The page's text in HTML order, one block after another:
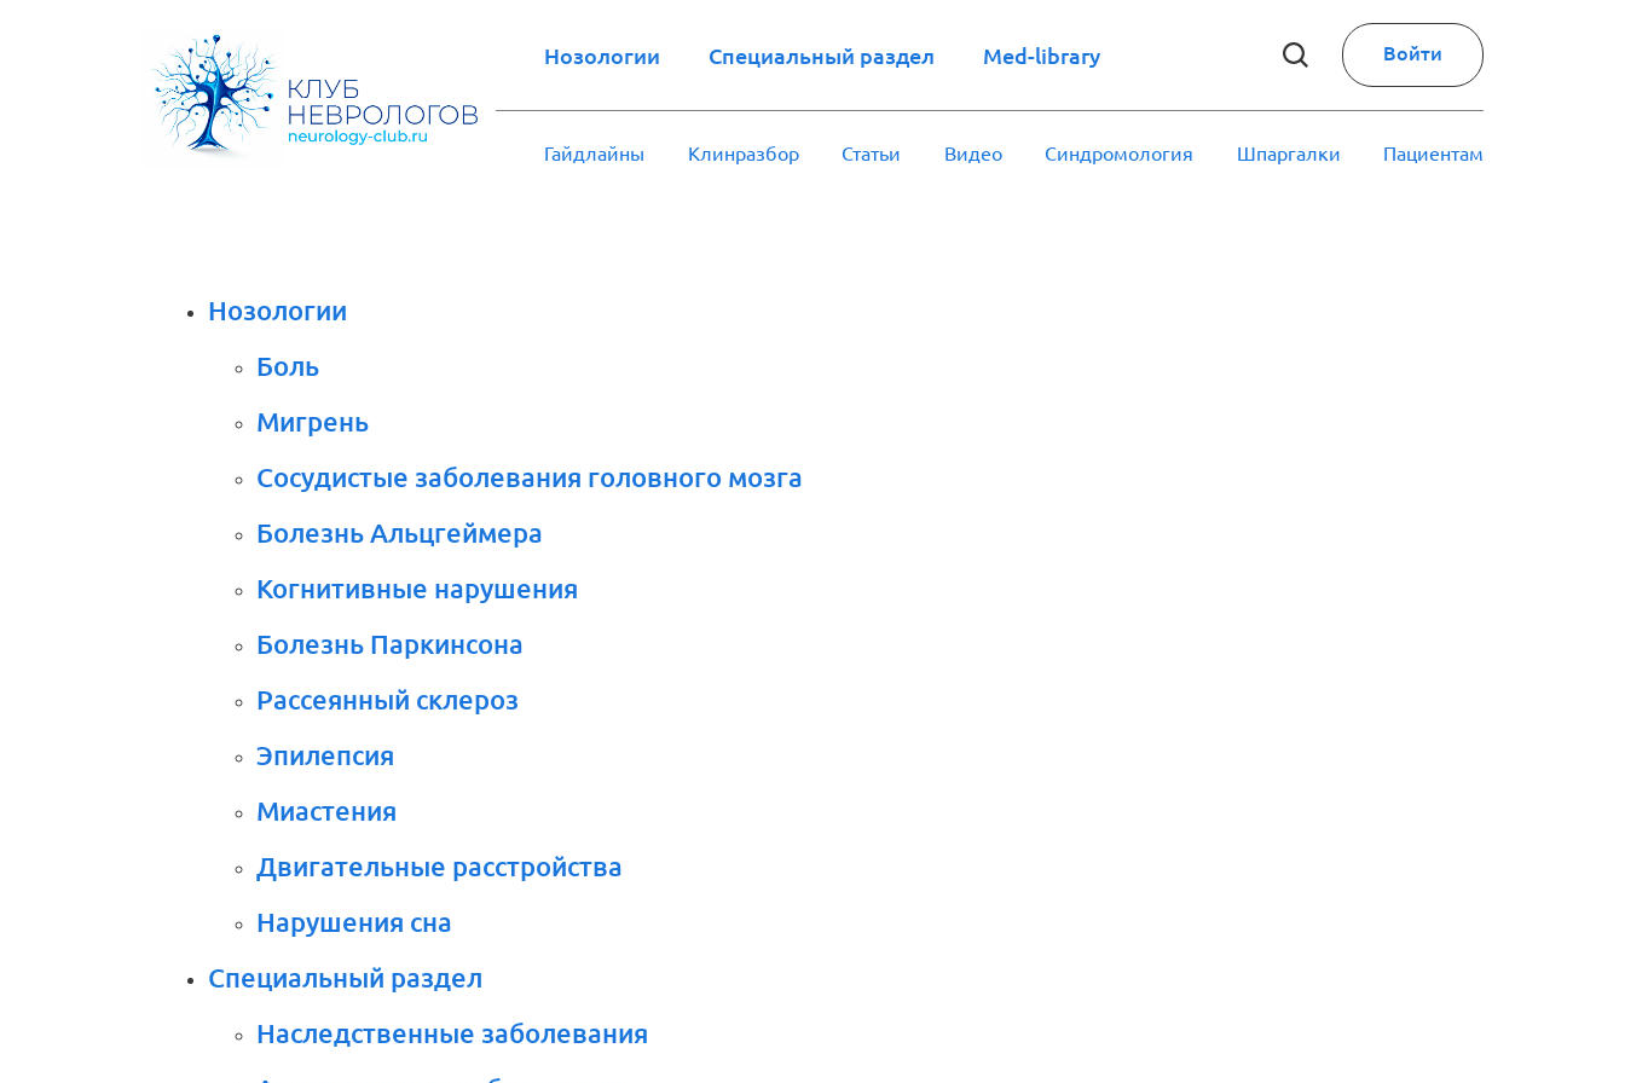
Нозологии Специальный раздел Med-library Войти
Гайдлайны Клинразбор Статьи Видео Синдромология Шпаргалки Пациентам
Нозологии
Боль
Мигрень
Сосудистые заболевания головного мозга
Болезнь Альцгеймера
Когнитивные нарушения
Болезнь Паркинсона
Рассеянный склероз
Эпилепсия
Миастения
Двигательные расстройства
Нарушения сна
Специальный раздел
Наследственные заболевания